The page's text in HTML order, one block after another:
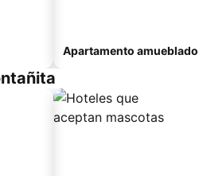
Apartamento amueblado